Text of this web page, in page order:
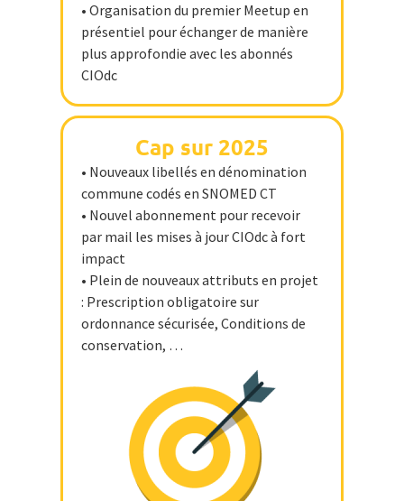
• Organisation du premier Meetup en
présentiel pour échanger de manière
plus approfondie avec les abonnés
CIOdc
Cap sur 2025
• Nouveaux libellés en dénomination
commune codés en SNOMED CT
• Nouvel abonnement pour recevoir
par mail les mises à jour CIOdc à fort
impact
• Plein de nouveaux attributs en projet
: Prescription obligatoire sur
ordonnance sécurisée, Conditions de
conservation, …